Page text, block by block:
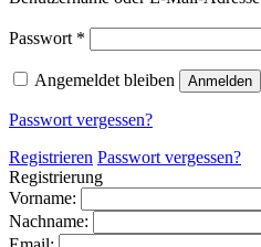
Passwort *
Angemeldet bleiben Anmelden
Passwort vergessen?
Registrieren Passwort vergessen?
Registrierung
Vorname:
Nachname: